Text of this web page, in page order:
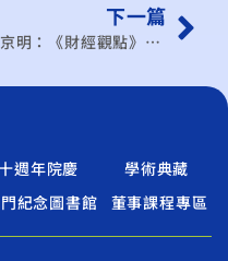
下一篇
王京明：《財經觀點》電業自由化 繫於公平競爭的市場
週年院慶
學術典藏
紀念圖書館
董事課程專區